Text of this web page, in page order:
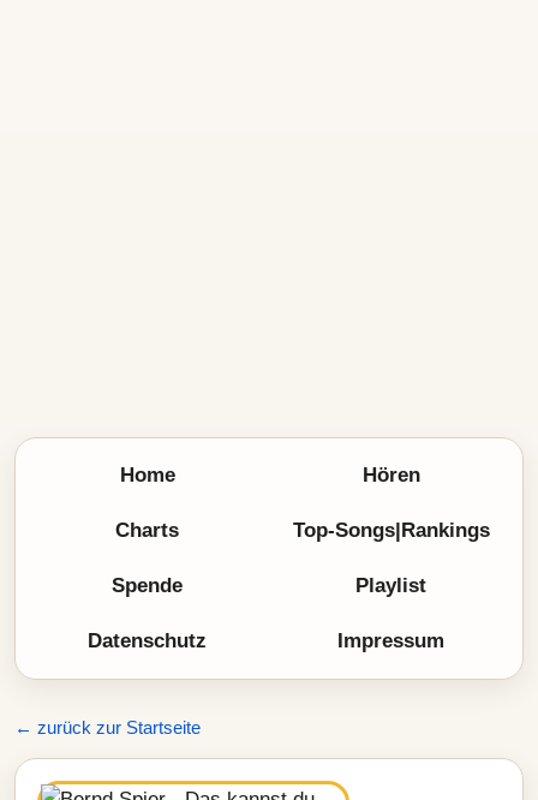
Home Hören
Charts Top-Songs|Rankings
Spende Playlist
Datenschutz Impressum
← zurück zur Startseite